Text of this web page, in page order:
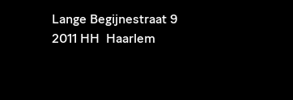
​Lange Begijnestraat 9
2011 HH Haarlem